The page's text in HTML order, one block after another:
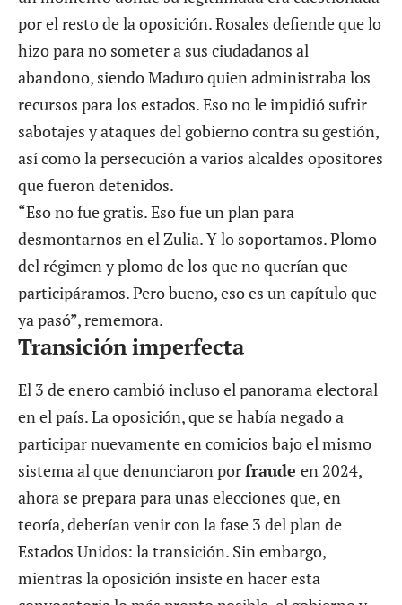
por el resto de la oposición. Rosales defiende que lo
hizo para no someter a sus ciudadanos al
abandono, siendo Maduro quien administraba los
recursos para los estados. Eso no le impidió sufrir
sabotajes y ataques del gobierno contra su gestión,
así como la persecución a varios alcaldes opositores
que fueron detenidos.
“Eso no fue gratis. Eso fue un plan para
desmontarnos en el Zulia. Y lo soportamos. Plomo
del régimen y plomo de los que no querían que
participáramos. Pero bueno, eso es un capítulo que
ya pasó”, rememora.
Transición imperfecta
El 3 de enero cambió incluso el panorama electoral
en el país. La oposición, que se había negado a
participar nuevamente en comicios bajo el mismo
sistema al que denunciaron porfraude en 2024,
ahora se prepara para unas elecciones que, en
teoría, deberían venir con la fase 3 del plan de
Estados Unidos: la transición. Sin embargo,
mientras la oposición insiste en hacer esta